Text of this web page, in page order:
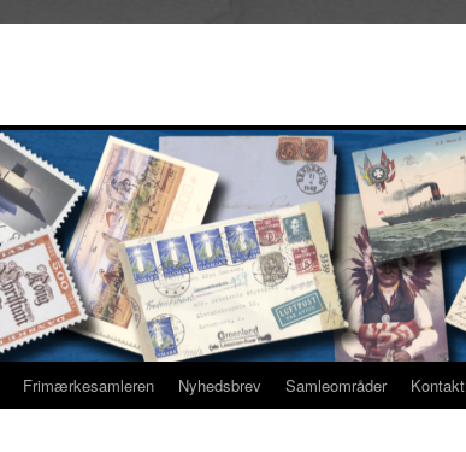
Frimærkesamleren Nyhedsbrev Samleområder Kontakt